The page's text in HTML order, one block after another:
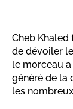
Cheb
de dévoiler
le morceau
généré de la
les